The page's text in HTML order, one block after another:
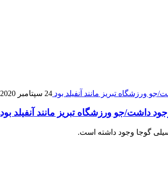
24 سپتامبر 2020
داشت/جو ورزشگاه تبریز مانند آنفیلد بود
گوجا وجود داشته است.